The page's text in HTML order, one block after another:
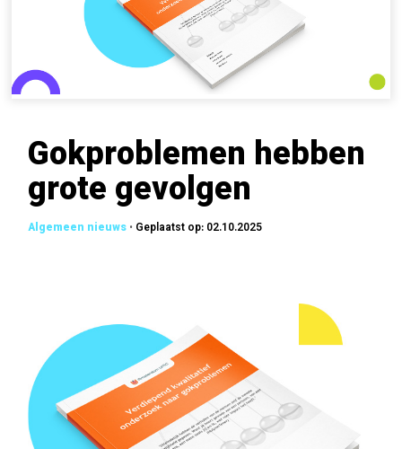
Gokproblemen hebben
grote gevolgen
• Geplaatst op: 02.10.2025